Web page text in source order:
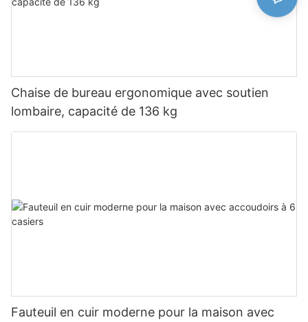
Chaise de bureau ergonomique avec soutien
lombaire, capacité de 136 kg
Fauteuil en cuir moderne pour la maison avec